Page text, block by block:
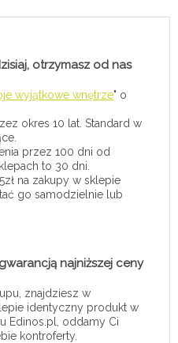
otrzymasz od nas
wyjątkowe wnętrze" o
okres 10 lat. Standard w
przez 100 dni od
to 30 dni.
na zakupy w sklepie
go samodzielnie lub
najniższej ceny
znajdziesz w
identyczny produkt w
Edinos.pl, oddamy Ci
kontroferty.